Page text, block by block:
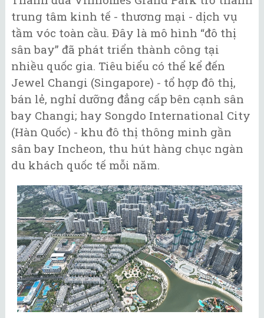
trung tâm kinh tế - thương mại - dịch vụ
tầm vóc toàn cầu. Đây là mô hình “đô thị
sân bay” đã phát triển thành công tại
nhiều quốc gia. Tiêu biểu có thể kể đến
Jewel Changi (Singapore) - tổ hợp đô thị,
bán lẻ, nghỉ dưỡng đẳng cấp bên cạnh sân
bay Changi; hay Songdo International City
(Hàn Quốc) - khu đô thị thông minh gần
sân bay Incheon, thu hút hàng chục ngàn
du khách quốc tế mỗi năm.